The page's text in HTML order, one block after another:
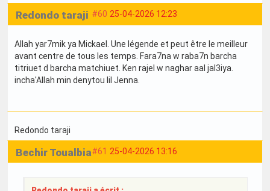
#60 25-04-2026 12:23
Redondo taraji
Allah yar7mik ya Mickael. Une légende et peut être le meilleur
avant centre de tous les temps. Fara7na w raba7n barcha
titriuet d barcha matchiuet. Ken rajel w naghar aal jal3iya.
incha'Allah min denytou lil Jenna.
Redondo taraji
#61 25-04-2026 13:16
Bechir Toualbia